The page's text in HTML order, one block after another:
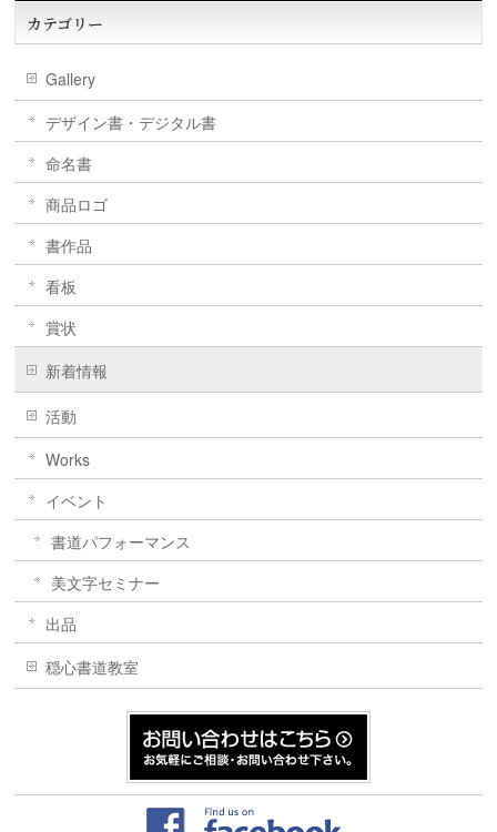
カテゴリー
Gallery
デザイン書・デジタル書
命名書
商品ロゴ
書作品
看板
賞状
新着情報
活動
Works
イベント
書道パフォーマンス
美文字セミナー
出品
穏心書道教室